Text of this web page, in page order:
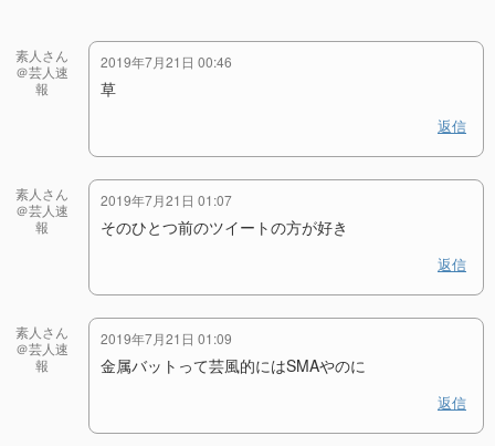
素人さん
＠芸人速
報
2019年7月21日 00:46
草
返信
素人さん
＠芸人速
報
2019年7月21日 01:07
そのひとつ前のツイートの方が好き
返信
素人さん
＠芸人速
報
2019年7月21日 01:09
金属バットって芸風的にはSMAやのに
返信